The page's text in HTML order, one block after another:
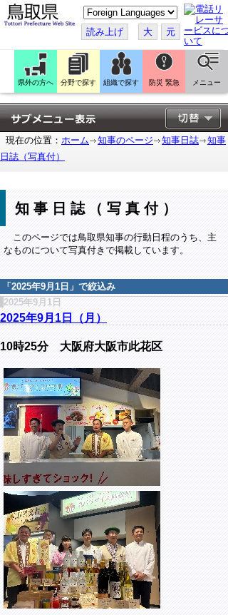
こ
の
ペ
ー
ジ
翻
訳
す
る
読み上げ 大 元
県外の方へ 分野で探す 組織で探す 防災 緊急 メニュー
現在の位置： ホーム 知事のページ 知事日誌
知事
日誌（写真付）
知事日誌（写真付）
このページでは鳥取県知事の行動日程のうち、主
なものについて写真付きで掲載しています。
「 2025年9月1日 」で絞込み
2025年9月1日
2025年9月1日（月）
10時25分 大阪府大阪市此花区